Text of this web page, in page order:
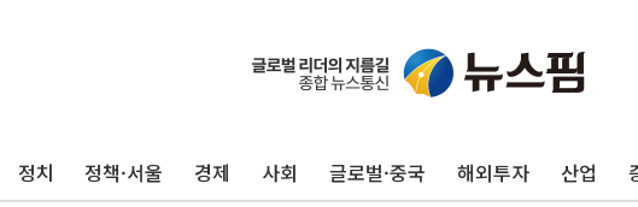
정치 정책·서울 경제 사회 글로벌·중국 해외투자 산업